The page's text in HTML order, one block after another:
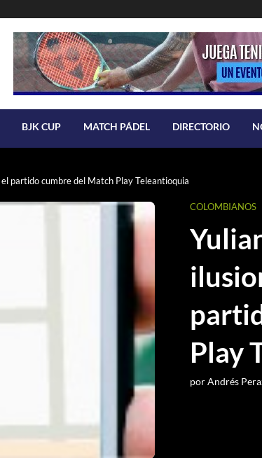
BJK CUP MATCH PÁDEL DIRECTORIO
partido cumbre del Match Play Teleantioquia
COLOMBIANOS
Play
porAndrés